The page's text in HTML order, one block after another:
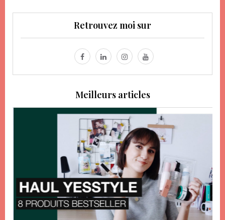
Retrouvez moi sur
Meilleurs articles